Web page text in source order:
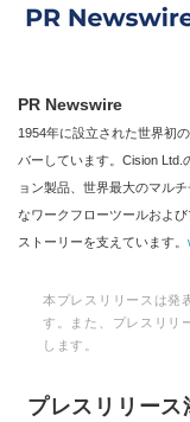
PR Newswire
1954年に設立された世界初
バーしています。Cision Ltd.
ョン製品、世界最大のマル
なワークフローツールおよ
ストーリーを支えています。
本プレスリリースは発
す。また、プレスリリ
します。
プレスリリース